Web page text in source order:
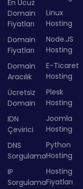
En Ucuz
Domain
Fiyatları
Domain
Fiyatları
Domain
Aracılık
Ücretsiz
Domain
IDN
Çevirici
DNS
Sorgulama
IP
Sorgulama
Linux
Hosting
Node.JS
Hosting
E-Ticaret
Hosting
Plesk
Hosting
Joomla
Hosting
Python
Hosting
Hosting
Fiyatları